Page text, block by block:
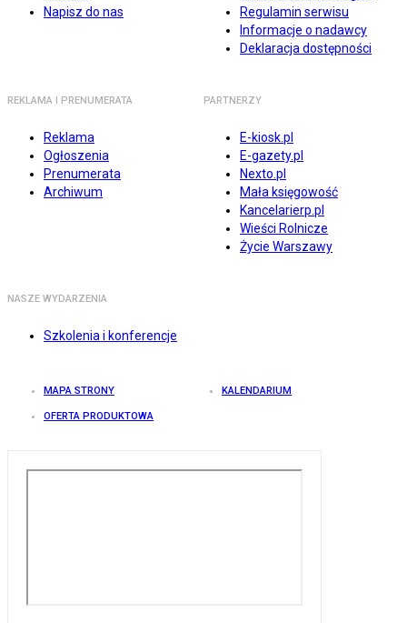
Napisz do nas
Regulamin serwisu
Informacje o nadawcy
Deklaracja dostępności
REKLAMA I PRENUMERATA
Reklama
Ogłoszenia
Prenumerata
Archiwum
PARTNERZY
E-kiosk.pl
E-gazety.pl
Nexto.pl
Mała księgowość
Kancelarierp.pl
Wieści Rolnicze
Życie Warszawy
NASZE WYDARZENIA
Szkolenia i konferencje
MAPA STRONY KALENDARIUM
OFERTA PRODUKTOWA